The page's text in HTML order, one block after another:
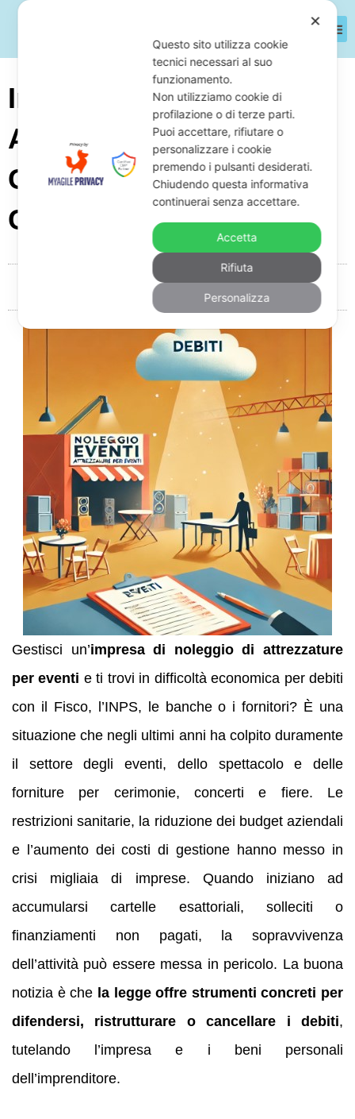
Imprese Di Noleggio Di
Attrezzature Per Eventi
Con Debiti: Cosa Fare E
Come Difendersi
05:16
Gestisci un’impresa di noleggio di attrezzature
per eventi e ti trovi in difficoltà economica per debiti
con il Fisco, l’INPS, le banche o i fornitori? È una
situazione che negli ultimi anni ha colpito duramente
il settore degli eventi, dello spettacolo e delle
forniture per cerimonie, concerti e fiere. Le
restrizioni sanitarie, la riduzione dei budget aziendali
e l’aumento dei costi di gestione hanno messo in
crisi migliaia di imprese. Quando iniziano ad
accumularsi cartelle esattoriali, solleciti o
finanziamenti non pagati, la sopravvivenza
dell’attività può essere messa in pericolo. La buona
notizia è che la legge offre strumenti concreti per
difendersi, ristrutturare o cancellare i debiti,
tutelando l’impresa e i beni personali
dell’imprenditore.
✕
Questo sito utilizza cookie
tecnici necessari al suo
funzionamento.
Non utilizziamo cookie di
profilazione o di terze parti.
Puoi accettare, rifiutare o
personalizzare i cookie
premendo i pulsanti desiderati.
Chiudendo questa informativa
continuerai senza accettare.
Accetta
Rifiuta
Personalizza